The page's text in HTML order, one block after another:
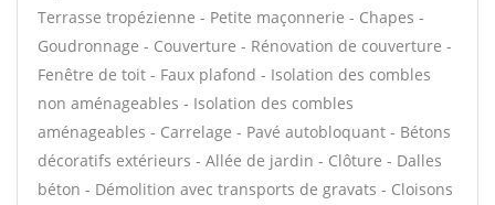
Terrasse tropézienne - Petite maçonnerie - Chapes -
Goudronnage - Couverture - Rénovation de couverture -
Fenêtre de toit - Faux plafond - Isolation des combles
non aménageables - Isolation des combles
aménageables - Carrelage - Pavé autobloquant - Bétons
décoratifs extérieurs - Allée de jardin - Clôture - Dalles
béton - Démolition avec transports de gravats - Cloisons